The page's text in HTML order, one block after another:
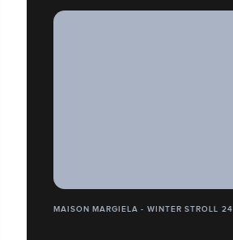
MAISON MARGIELA - WINTER STROLL 24